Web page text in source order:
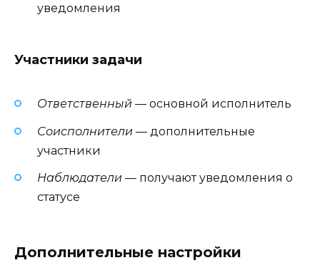
уведомления
Участники задачи
Ответственный — основной исполнитель
Соисполнители — дополнительные
участники
Наблюдатели — получают уведомления о
статусе
Дополнительные настройки